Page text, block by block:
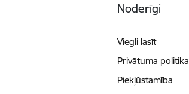
Noderīgi
Viegli lasīt
Privātuma politika
Piekļūstamība